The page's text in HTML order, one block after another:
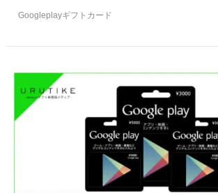
Googleplayギフトカード